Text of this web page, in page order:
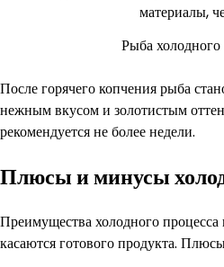
Рыба
После горячего копчения рыба
нежным вкусом и золотистым
рекомендуется не более недели.
Плюсы и минусы
Преимущества холодного
касаются готового продукта.